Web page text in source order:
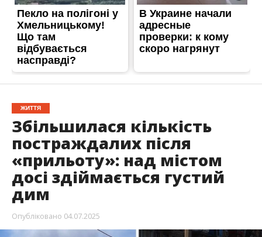
ЖИТТЯ
Збільшилася кількість
постраждалих після
«прильоту»: над містом
досі здіймається густий
дим
Опубліковано 04.07.2025